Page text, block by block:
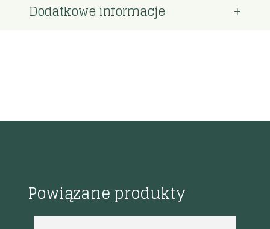
Dodatkowe informacje
Powiązane produkty